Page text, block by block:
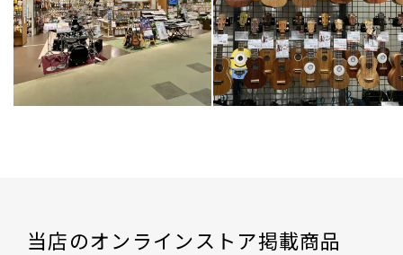
当店のオンラインストア掲載商品